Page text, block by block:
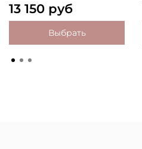
13 150 руб
Выбрать